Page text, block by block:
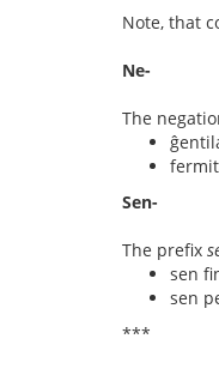
Note, that
Ne-
The
Sen-
The prefix
sen
sen
***